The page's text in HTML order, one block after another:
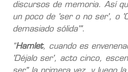
discursos de memoria. Así
un poco de 'ser o no ser', o
demasiado sólida'".
“Hamlet, cuando es
'Déjalo ser', acto cinco,